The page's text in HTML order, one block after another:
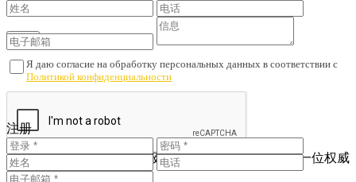
Я даю согласие на обработку персональных данных в соответствии с
Политикой конфиденциальности
注册
查看已注册的联系人
为了避免财产诈骗与劣质服务，我们会核对您是否与一位权威
人士签订了协议。